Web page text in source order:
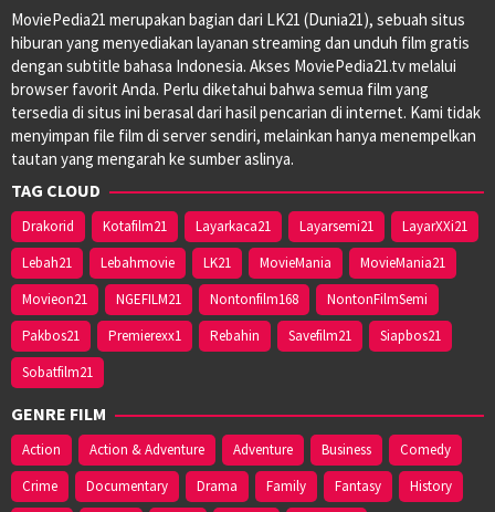
MoviePedia21 merupakan bagian dari LK21 (Dunia21), sebuah situs
hiburan yang menyediakan layanan streaming dan unduh film gratis
dengan subtitle bahasa Indonesia. Akses MoviePedia21.tv melalui
browser favorit Anda. Perlu diketahui bahwa semua film yang
tersedia di situs ini berasal dari hasil pencarian di internet. Kami tidak
menyimpan file film di server sendiri, melainkan hanya menempelkan
tautan yang mengarah ke sumber aslinya.
TAG CLOUD
Drakorid Kotafilm21 Layarkaca21 Layarsemi21
LayarXXi21
Lebah21
Lebahmovie LK21 MovieMania
MovieMania21
Movieon21
NGEFILM21 Nontonfilm168
NontonFilmSemi
Pakbos21
Premierexx1 Rebahin Savefilm21
Siapbos21
Sobatfilm21
GENRE FILM
Action Action & Adventure Adventure Business
Comedy
Crime
Documentary Drama Family Fantasy History